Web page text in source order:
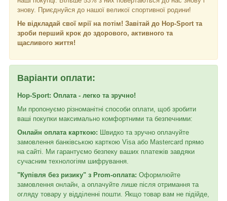
знову. Приєднуйся до нашої великої спортивної родини!
Не відкладай свої мрії на потім! Завітай до Hop-Sport та
зроби перший крок до здорового, активного та
щасливого життя!
Варіанти оплати:
Hop-Sport: Оплата - легко та зручно!
Ми пропонуємо різноманітні способи оплати, щоб зробити
ваші покупки максимально комфортними та безпечними:
Онлайн оплата карткою: Швидко та зручно оплачуйте
замовлення банківською карткою Visa або Mastercard прямо
на сайті. Ми гарантуємо безпеку ваших платежів завдяки
сучасним технологіям шифрування.
"Купівля без ризику" з Prom-оплата: Оформлюйте
замовлення онлайн, а оплачуйте лише після отримання та
огляду товару у відділенні пошти. Якщо товар вам не підійде,